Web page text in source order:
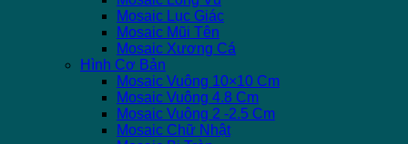
Mosaic Lục Giác
Mosaic Mũi Tên
Mosaic Xương Cá
Hình Cơ Bản
Mosaic Vuông 10×10 Cm
Mosaic Vuông 4.8 Cm
Mosaic Vuông 2 -2.5 Cm
Mosaic Chữ Nhật